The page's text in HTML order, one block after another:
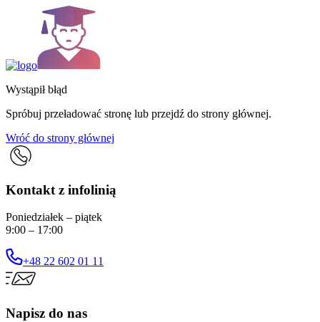
Wystąpił błąd
Spróbuj przeładować stronę lub przejdź do strony głównej.
Wróć do strony głównej
Kontakt z infolinią
Poniedziałek – piątek
9:00 – 17:00
+48 22 602 01 11
Napisz do nas